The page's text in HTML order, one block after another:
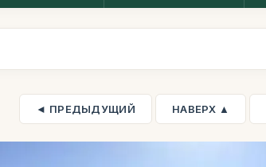
◄ ПРЕДЫДУЩИЙ НАВЕРХ ▲